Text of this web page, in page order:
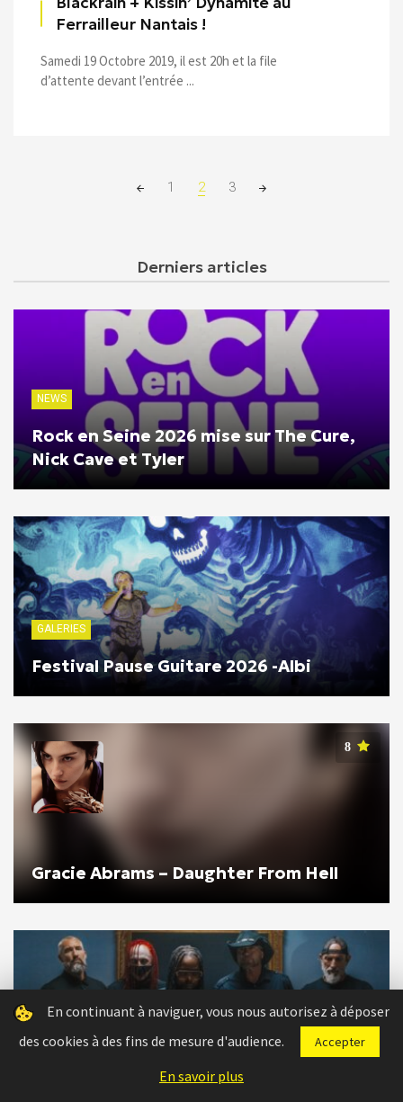
Ferrailleur Nantais !
Samedi 19 Octobre 2019, il est 20h et la file
d’attente devant l’entrée ...
1 2 3
Derniers articles
NEWS
Rock en Seine 2026 mise sur The Cure,
Nick Cave et Tyler
GALERIES
Festival Pause Guitare 2026 -Albi
8
Gracie Abrams – Daughter From Hell
INTERVIEWS
Interview avec Lajon, chanteur de
En continuant à naviguer, vous nous autorisez à déposer
des cookies à des fins de mesure d'audience.
Accepter
En savoir plus